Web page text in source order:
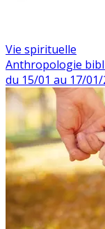
Vie spirituelle
Anthropologie
du 15/01 au 17/